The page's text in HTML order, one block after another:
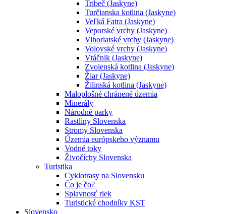
Tribeč (Jaskyne)
Turčianska kotlina (Jaskyne)
Veľká Fatra (Jaskyne)
Veporské vrchy (Jaskyne)
Vihorlatské vrchy (Jaskyne)
Volovské vrchy (Jaskyne)
Vtáčnik (Jaskyne)
Zvolenská kotlina (Jaskyne)
Žiar (Jaskyne)
Žilinská kotlina (Jaskyne)
Maloplošné chránené územia
Minerály
Národné parky
Rastliny Slovenska
Stromy Slovenska
Územia európskeho významu
Vodné toky
Živočíchy Slovenska
Turistika
Cyklotrasy na Slovensku
Čo je čo?
Splavnosť riek
Turistické chodníky KST
Slovensko